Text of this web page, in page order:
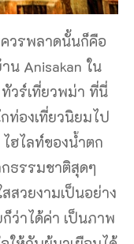
วรพลาดนั้นก็คือ
น Anisakan ใน
ทัวร์เที่ยวพม่า ที่นี่
ท่องเที่ยวนิยมไป
ฮไลท์ของน้ำตก
ธรรมชาติสุดๆ
สวยงามเป็นอย่าง
ว่าได้ค่า เป็นภาพ